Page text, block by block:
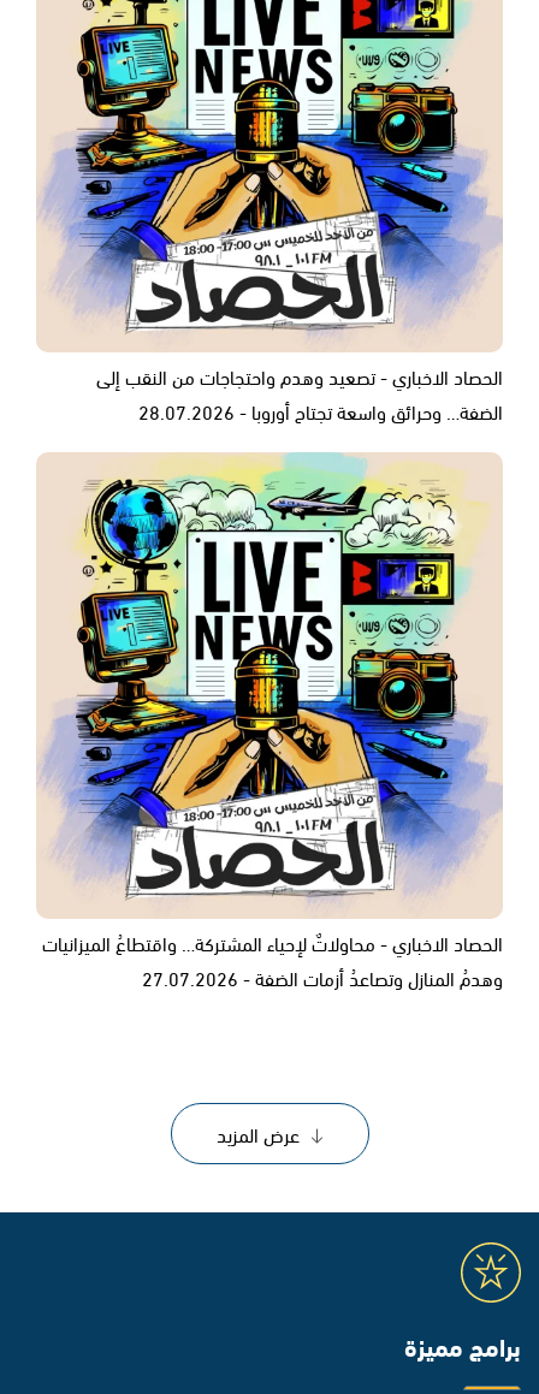
الحصاد الاخباري - تصعيد وهدم واحتجاجات من النقب إلى
الضفة… وحرائق واسعة تجتاح أوروبا - 28.07.2026
الحصاد الاخباري - محاولاتٌ لإحياء المشتركة… واقتطاعُ الميزانيات
وهدمُ المنازل وتصاعدُ أزمات الضفة - 27.07.2026
عرض المزيد
برامج مميزة